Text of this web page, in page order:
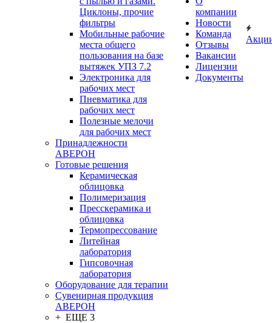
Циклоны, прочие
фильтры
Мобильные рабочие
места общего
пользования на базе
вытяжек УПЗ 7.2
Электроника для
рабочих мест
Пневматика для
рабочих мест
Полезные мелочи
для рабочих мест
Принадлежности
АВЕРОН
Готовые решения
Керамическая
облицовка
Полимеризация
Пресскерамика и
облицовка
Термопрессование
Литейная
лаборатория
Гипсовочная
лаборатория
Оборудование для терапии
Сувенирная продукция
АВЕРОН
+ ЕЩЕ 3
компании
Новости
Команда
Отзывы
Вакансии
Лицензии
Документы